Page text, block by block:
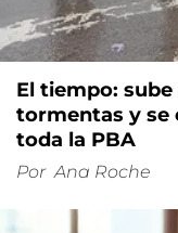
El tiempo:
tormentas y se
toda la PBA
Por Ana Roche